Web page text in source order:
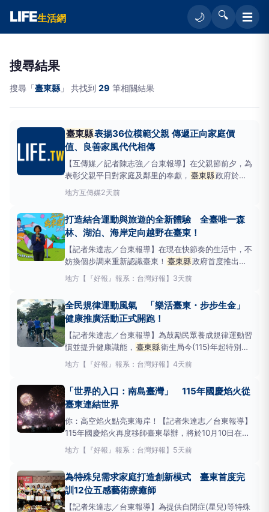
LIFE生活網 🌙 🔍 ☰
搜尋結果
搜尋「臺東縣 」 共找到 29 筆相關結果
臺東縣表揚36位模範父親 傳遞正向家庭價
值、良善家風代代相傳
【互傳媒／記者陳志強／台東報導】在父親節前夕，為
表彰父親平日對家庭及鄰里的奉獻， 臺東縣政府於今
(7)日上午舉辦「115年度模範父親表揚活動」，公開表
揚來自全縣各鄉鎮市公所推薦的36位模範父親，議長
長是來自鹿野鄉、現年92歲的蘇益記，由饒慶鈴縣長
親自
地方互傳媒2天前
打造結合運動與旅遊的全新體驗 全臺唯一森
林、湖泊、海岸定向越野在臺東！
【記者朱達志／台東報導】在現在快節奏的生活中，不
妨換個步調來重新認識臺東！ 臺東縣政府首度推出
「2026台東定向越野－換個節奏野台東」，打造全臺
唯一結合森林、湖泊與海岸三大場域的定向越野活
臺東森林公園舉行，邀請民眾呼朋引伴報名，一起走進
臺
地方 【『好報』報系：台灣好報】 3天前
全民規律運動風氣 「樂活臺東・步步生金」
健康推廣活動正式開跑！
【記者朱達志／台東報導】為鼓勵民眾養成規律運動習
慣並提升健康識能， 臺東縣衛生局今(115)年起特別舉
辦「樂活臺東・步步生金」健康推廣活動，巧妙結合臺
東森林公園的自然美景與「TTPush」數位服務平台，
識，還能賺取金幣獎勵，實現「走出健康、提升
地方 【『好報』報系：台灣好報】 4天前
「世界的入口：南島臺灣」 115年國慶焰火從
臺東連結世界
你：高空焰火點亮東海岸！【記者朱達志／台東報導】
115年國慶焰火再度移師臺東舉辦，將於10月10日在臺
東市卑南溪出海口登場，透過高空焰火展演，結合臺東
壯闊山海景觀，點亮東臺灣夜空；海濱公園國際地標周
動。臺東縣政府目前正積極辦理各項籌備
地方 【『好報』報系：台灣好報】 5天前
為特殊兒需求家庭打造創新模式 臺東首度完
訓12位五感藝術療癒師
【記者朱達志／台東報導】為提供自閉症(星兒)等特殊